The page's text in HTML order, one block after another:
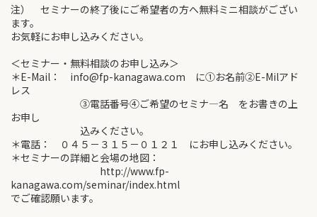
注） セミナーの終了後にご希望者の方へ無料ミニ相談がござい
ます。
お気軽にお申し込みください。
＜セミナー・無料相談のお申し込み＞
＊E-Mail： info@fp-kanagawa.com に①お名前②E-Milアド
レス
③電話番号④ご希望のセミナ―名 をお書きの上
お申し
込みください。
＊電話： ０４５－３１５－０１２１ にお申し込みください。
＊セミナーの詳細と会場の地図：
http://www.fp-
kanagawa.com/seminar/index.html
でご確認願います。